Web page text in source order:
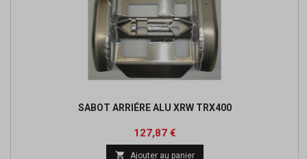
SABOT ARRIÉRE ALU XRW TRX400
Prix
127,87 €Prix
de
 Ajouter au panier